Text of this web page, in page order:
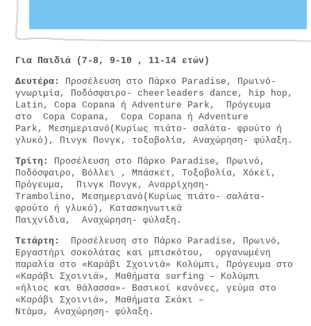
Για Παιδιά (7-8, 9-10 , 11-14 ετών)
Δευτέρα: Προσέλευση στο Πάρκο Paradise, Πρωινό-
γνωριμία, Ποδόσφαιρο- cheerleaders dance, hip hop,
Latin, Copa Copana ή Adventure Park, Πρόγευμα
στο Copa Copana, Copa Copana ή Adventure
Park, Μεσημεριανό(Κυρίως πιάτο- σαλάτα- φρούτο ή
γλυκό), Πινγκ Πονγκ, τοξοβολία, Αναχώρηση- φύλαξη.
Τρίτη:
Προσέλευση στο Πάρκο Paradise, Πρωινό,
Ποδόσφαιρο, Βόλλει , Μπάσκετ, Τοξοβολία, Χόκεϊ,
Πρόγευμα, Πινγκ Πονγκ, Αναρρίχηση-
Trambolino, Μεσημεριανό(Κυρίως πιάτο- σαλάτα-
φρούτο ή γλυκό), Κατασκηνωτικά
Παιχνίδια, Αναχώρηση- φύλαξη.
Τετάρτη:
Προσέλευση στο Πάρκο Paradise, Πρωινό,
Εργαστήρι σοκολάτας και μπισκότου, οργανωμένη
παραλία στο «Καράβι Σχοινιά» Κολύμπι, Πρόγευμα στο
«Καράβι Σχοινιά», Μαθήματα surfing – Κολύμπι
«ήλιος και θάλασσα»- Βασικοί κανόνες, γεύμα στο
«Καράβι Σχοινιά», Μαθήματα Σκάκι –
Ντάμα, Αναχώρηση- φύλαξη.